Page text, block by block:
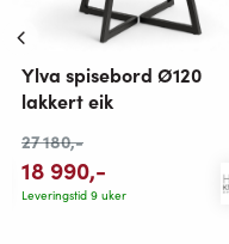
Ylva spisebord Ø120
lakkert eik
27 180,-
18 990,-
Leveringstid 9 uker